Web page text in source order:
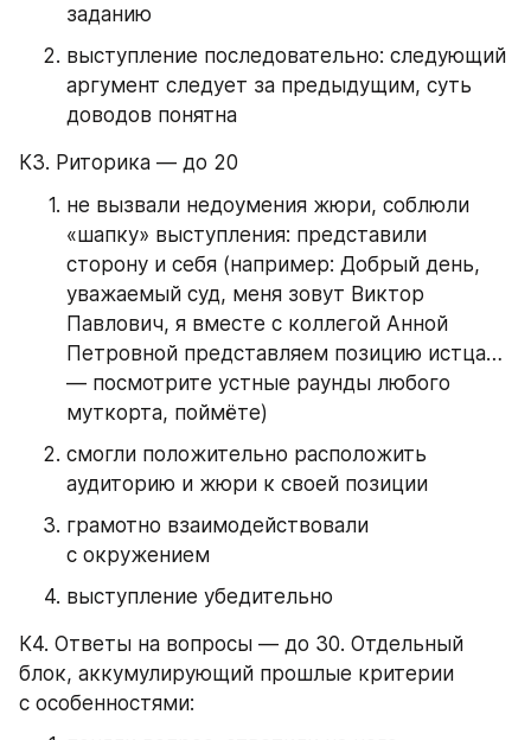
заданию
выступление последовательно: следующий
аргумент следует за предыдущим, суть
доводов понятна
К3. Риторика — до 20
не вызвали недоумения жюри, соблюли
«шапку» выступления: представили
сторону и себя (например: Добрый день,
уважаемый суд, меня зовут Виктор
Павлович, я вместе с коллегой Анной
Петровной представляем позицию истца…
— посмотрите устные раунды любого
муткорта, поймёте)
смогли положительно расположить
аудиторию и жюри к своей позиции
грамотно взаимодействовали
с окружением
выступление убедительно
К4. Ответы на вопросы — до 30. Отдельный
блок, аккумулирующий прошлые критерии
с особенностями: